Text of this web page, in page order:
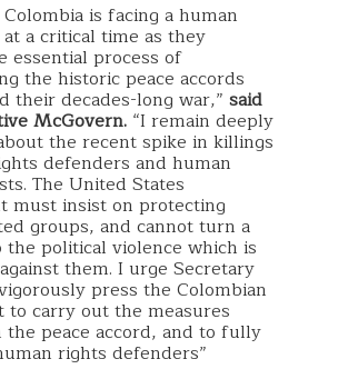
is facing a human
a critical time as they
essential process of
the historic peace accords
their decades-long war,” said
McGovern. “I remain deeply
the recent spike in killings
defenders and human
The United States
must insist on protecting
groups, and cannot turn a
political violence which is
them. I urge Secretary
press the Colombian
to carry out the measures
the peace accord, and to fully
rights defenders”